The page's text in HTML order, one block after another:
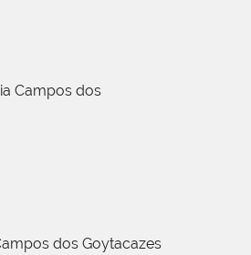
Campos dos
dos Goytacazes